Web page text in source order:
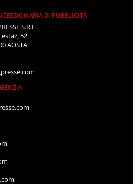
DI PUBBLICITÀ
S.R.L.
52
AOSTA